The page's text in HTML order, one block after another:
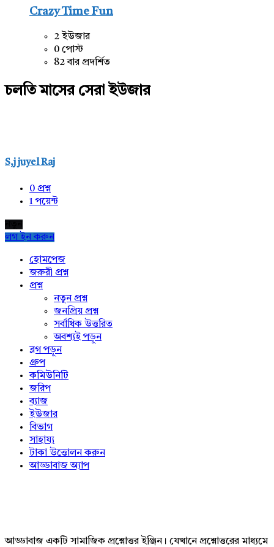
Crazy Time Fun
2 ইউজার
0 পোস্ট
82 বার প্রদর্শিত
চলতি মাসের সেরা ইউজার
S,j juyel Raj
0 প্রশ্ন
1পয়েন্ট
লগ ইন করুন
Exploreহোমপেজ
জরুরী প্রশ্ন
প্রশ্ন
নতুন প্রশ্ন
জনপ্রিয় প্রশ্ন
সর্বাধিক উত্তরিত
অবশ্যই পড়ুন
ব্লগ পড়ুন
গ্রুপ
কমিউনিটি
জরিপ
ব্যাজ
ইউজার
বিভাগ
সাহায্য
টাকা উত্তোলন করুন
আড্ডাবাজ অ্যাপ
আড্ডাবাজ একটি সামাজিক প্রশ্নোত্তর ইঞ্জিন। যেখানে প্রশ্নোত্তরের মাধ্যমে